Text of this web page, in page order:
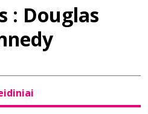
: Douglas